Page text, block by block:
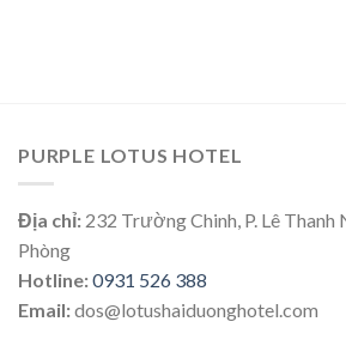
PURPLE LOTUS HOTEL
Địa chỉ: 232 Trường Chinh, P. Lê Thanh
Phòng
Hotline:0931 526 388
Email:dos@lotushaiduonghotel.com